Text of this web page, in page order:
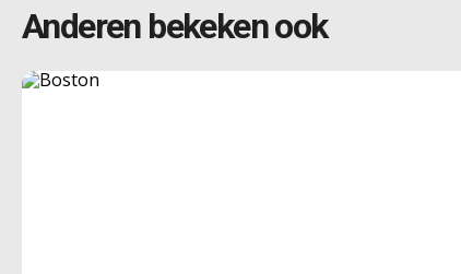
Anderen bekeken ook